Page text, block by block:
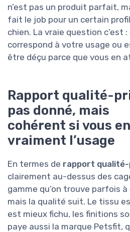
n’est pas un produit parfait,
fait le job pour un certain
chien. La vraie question c’est
correspond à votre usage ou
être déçu parce que vous en
Rapport qualité-
pas donné, mais
cohérent si vous
vraiment l’usage
En termes de rapport
clairement au-dessus des
gamme qu’on trouve parfois
mais la qualité suit. Le tissu
est mieux fichu, les finitions
paye aussi la marque Petsfit,